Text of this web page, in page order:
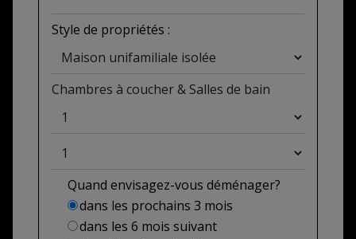
Style de propriétés :
Chambres à coucher& Salles de bain
Quand envisagez-vous déménager?
dans les prochains 3 mois
dans les 6 mois suivant